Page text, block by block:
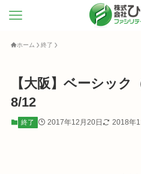
ホーム 終了
【大阪】ベーシック
8/12
終了 2017年12月20日 2018年